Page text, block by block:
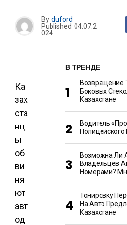
By duford
Published 04.07.2
024
Ка
зах
ста
нц
ы
об
ви
ня
ют
авт
од
В ТРЕНДЕ
Возвращение
Боковых
Казахстане
Водитель
Возможна Ли
Владельцев
Номерами?
Тонировку
На Авто
Казахстане